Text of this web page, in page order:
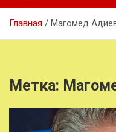
Главная Магомед
Метка: